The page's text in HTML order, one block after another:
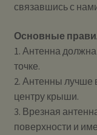
связавшись с
Основные
1. Антенна
точке.
2. Антенны лучше
центру крыши.
3. Врезная
поверхности и